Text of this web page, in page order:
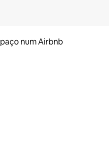
num Airbnb